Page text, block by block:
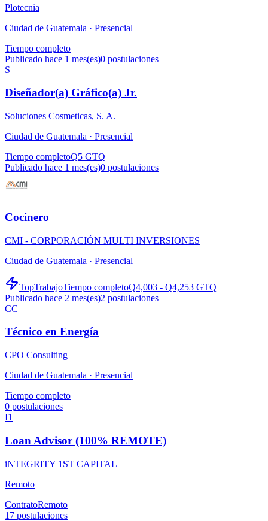
Plotecnia
Ciudad de Guatemala · Presencial
Tiempo completo
Publicado hace 1 mes(es)0 postulaciones
S
Diseñador(a) Gráfico(a) Jr.
Soluciones Cosmeticas, S. A.
Ciudad de Guatemala · Presencial
Tiempo completoQ5 GTQ
Publicado hace 1 mes(es)0 postulaciones
Cocinero
CMI - CORPORACIÓN MULTI INVERSIONES
Ciudad de Guatemala · Presencial
TopTrabajoTiempo completoQ4,003 - Q4,253 GTQ
Publicado hace 2 mes(es)2 postulaciones
CC
Técnico en Energía
CPO Consulting
Ciudad de Guatemala · Presencial
Tiempo completo
0 postulaciones
I1
Loan Advisor (100% REMOTE)
iNTEGRITY 1ST CAPITAL
Remoto
ContratoRemoto
17 postulaciones